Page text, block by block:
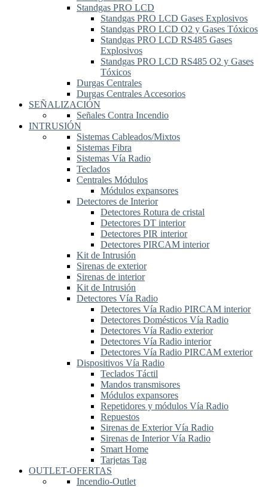
Standgas PRO LCD
Standgas PRO LCD Gases Explosivos
Standgas PRO LCD O2 y Gases Tóxicos
Standgas PRO LCD RS485 Gases
Explosivos
Standgas PRO LCD RS485 O2 y Gases
Tóxicos
Durgas Centrales
Durgas Centrales Accesorios
SEÑALIZACIÓN
Señales Contra Incendio
INTRUSIÓN
Sistemas Cableados/Mixtos
Sistemas Fibra
Sistemas Vía Radio
Teclados
Centrales Módulos
Módulos expansores
Detectores de Interior
Detectores Rotura de cristal
Detectores DT interior
Detectores PIR interior
Detectores PIRCAM interior
Kit de Intrusión
Sirenas de exterior
Sirenas de interior
Kit de Intrusión
Detectores Vía Radio
Detectores Vía Radio PIRCAM interior
Detectores Domésticos Vía Radio
Detectores Vía Radio exterior
Detectores Vía Radio interior
Detectores Vía Radio PIRCAM exterior
Dispositivos Vía Radio
Teclados Táctil
Mandos transmisores
Módulos expansores
Repetidores y módulos Vía Radio
Repuestos
Sirenas de Exterior Vía Radio
Sirenas de Interior Vía Radio
Smart Home
Tarjetas Tag
OUTLET-OFERTAS
Incendio-Outlet